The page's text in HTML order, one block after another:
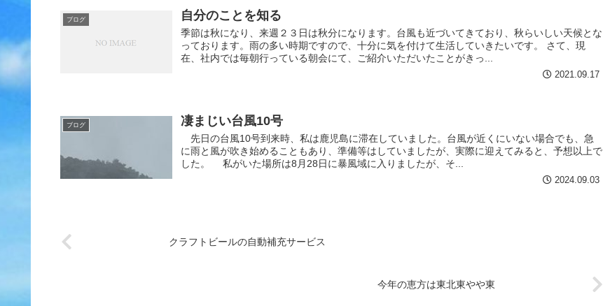
ブログ 自分のことを知る
季節は秋になり、来週２３日は秋分になります。台風も近づいてきており、秋らいしい天候とな
っております。雨の多い時期ですので、十分に気を付けて生活していきたいです。 さて、現
在、社内では毎朝行っている朝会にて、ご紹介いただいたことがきっ...
2021.09.17
ブログ 凄まじい台風10号
先日の台風10号到来時、私は鹿児島に滞在していました。台風が近くにいない場合でも、急
に雨と風が吹き始めることもあり、準備等はしていましたが、実際に迎えてみると、予想以上で
した。 私がいた場所は8月28日に暴風域に入りましたが、そ...
2024.09.03
クラフトビールの自動補充サービス
今年の恵方は東北東やや東